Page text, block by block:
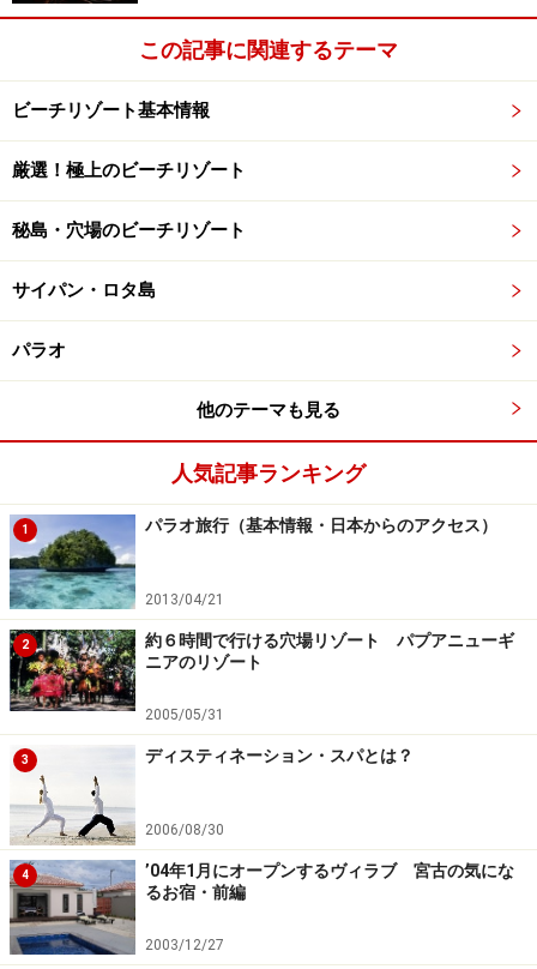
ト、超ステキです！ 詳しくは、また別の機会でご紹介
しますね。今すぐ知りたい方は地球の歩き方MOOK「世
界のビーチ＆リゾート2009」をチェックしてくださいま
せ。「日本の雑誌では、はじめての取材ですよ」と支配
人さん談、本邦初公開みたいです。
■クラダン島へのアクセス
バンコクから空路約１時間20分でトランへ。車で船着き
場へ約45分、スピードボートに乗り換え約25分。
※記事内容は執筆時点のものです。最新の内容をご確認くださ
※海外を訪れる際には最新情報の入手に努め、「外務省 海外安全
ホームページ
」を確認するなど、安全確保に十分注意を払ってく
ださい。
1/6 次のページへ
この記事に関連するテーマ
ビーチリゾート基本情報
厳選！極上のビーチリゾート
秘島・穴場のビーチリゾート
サイパン・ロタ島
パラオ
他のテーマも見る
人気記事ランキング
1 パラオ旅行（基本情報・日本からのアクセス）
2013/04/21
2
約６時間で行ける穴場リゾート パプアニューギ
ニアのリゾート
2005/05/31
3 ディスティネーション・スパとは？
2006/08/30
4
’04年1月にオープンするヴィラブ 宮古の気にな
るお宿・前編
2003/12/27